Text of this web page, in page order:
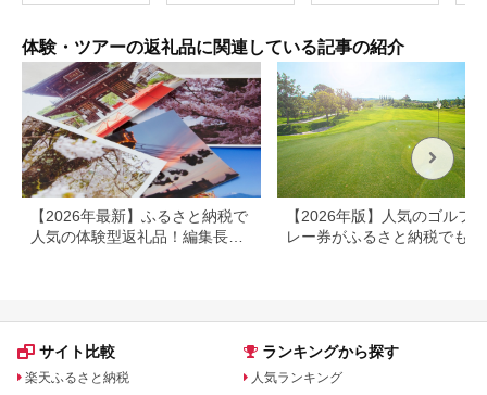
別府市 3000円 15000
円 30万円 ホテル 旅
館 温泉 旅行 観光 ト
ケット クーポン 宿泊
お泊り 別府温泉 別府
観光 地獄めぐり 旅 お
すすめ 人気 体験型 節
約_B030-007
体験・ツアーの返礼品に関連している記事の紹介
【2026年最新】ふるさと納税で
人気の体験型返礼品！編集長お
【2026年版】人気のゴルフ
レー券がふるさと納税でもら
サイト比較
楽天ふるさと納税
ランキングから探す
人気ランキング